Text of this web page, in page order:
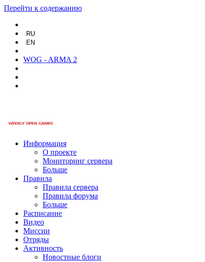
Перейти к содержанию
RU
EN
WOG - ARMA 2
Информация
О проекте
Мониторинг сервера
Больше
Правила
Правила сервера
Правила форума
Больше
Расписание
Видео
Миссии
Отряды
Активность
Новостные блоги